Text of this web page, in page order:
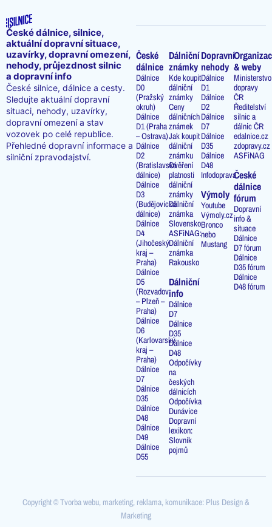
České dálnice, silnice,
aktuální dopravní situace,
uzavírky, dopravní omezení,
nehody, průjezdnost silnic
a dopravní info
České silnice, dálnice a cesty.
Sledujte aktuální dopravní
situaci, nehody, uzavírky,
dopravní omezení a stav
vozovek po celé republice.
Přehledné dopravní informace a
silniční zpravodajství.
České
dálnice
Dálnice
D0
(Pražský
okruh)
Dálnice
D1 (Praha
– Ostrava)
Dálnice
D2
(Bratislavská
dálnice)
Dálnice
D3
(Budějovická
dálnice)
Dálnice
D4
(Jihočeský
kraj –
Praha)
Dálnice
D5
(Rozvadov
– Plzeň –
Praha)
Dálnice
D6
(Karlovarský
kraj –
Praha)
Dálnice
D7
Dálnice
D35
Dálnice
D48
Dálnice
D49
Dálnice
D55
Dálniční
známky
Kde koupit
dálniční
známky
Ceny
dálničních
známek
Jak koupit
dálniční
známku
Ověření
platnosti
dálniční
známky
Dálniční
známka
Slovensko
ASFiNAG:
Dálniční
známka
Rakousko
Dálniční
info
Dálnice
D7
Dálnice
D35
Dálnice
D48
Odpočívky
na
českých
dálnicích
Odpočívka
Dunávice
Dopravní
lexikon:
Slovník
pojmů
Dopravní
nehody
Dálnice
D1
Dálnice
D2
Dálnice
D7
Dálnice
D35
Dálnice
D48
Infodoprava
Výmoly
Youtube
Výmoly.cz
Bronco
nebo
Mustang
& weby
Ministerstvo
dopravy
ČR
Ředitelství
silnic a
dálnic ČR
edalnice.cz
zdopravy.cz
ASFiNAG
České
dálnice
fórum
Dopravní
info &
situace
Dálnice
D7 fórum
Dálnice
D35 fórum
Dálnice
D48 fórum
Copyright © Tvorba webu, marketing, reklama, komunikace: Plus Design &
Marketing